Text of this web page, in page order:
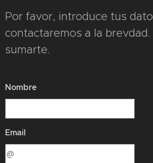
Por favor, introduce tus
contactaremos a la
sumarte.
Nombre
Email